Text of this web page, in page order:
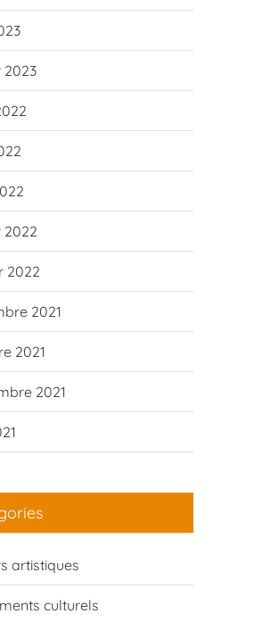
2023
2022
2022
2021
2021
2021
artistiques
culturels